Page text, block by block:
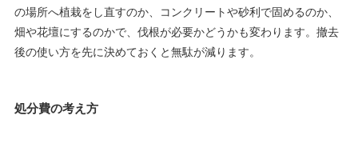
の場所へ植栽をし直すのか、コンクリートや砂利で固めるのか、
畑や花壇にするのかで、伐根が必要かどうかも変わります。撤去
後の使い方を先に決めておくと無駄が減ります。
処分費の考え方